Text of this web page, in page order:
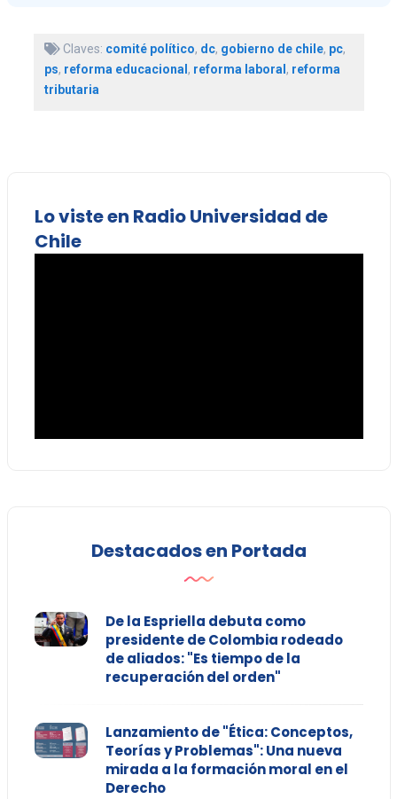
Claves: comité político, dc, gobierno de chile, pc,
ps, reforma educacional , reforma laboral , reforma
tributaria
Lo viste en Radio Universidad de
Chile
Destacados en Portada
De la Espriella debuta como
presidente de Colombia rodeado
de aliados: "Es tiempo de la
recuperación del orden"
Lanzamiento de "Ética: Conceptos,
Teorías y Problemas": Una nueva
mirada a la formación moral en el
Derecho